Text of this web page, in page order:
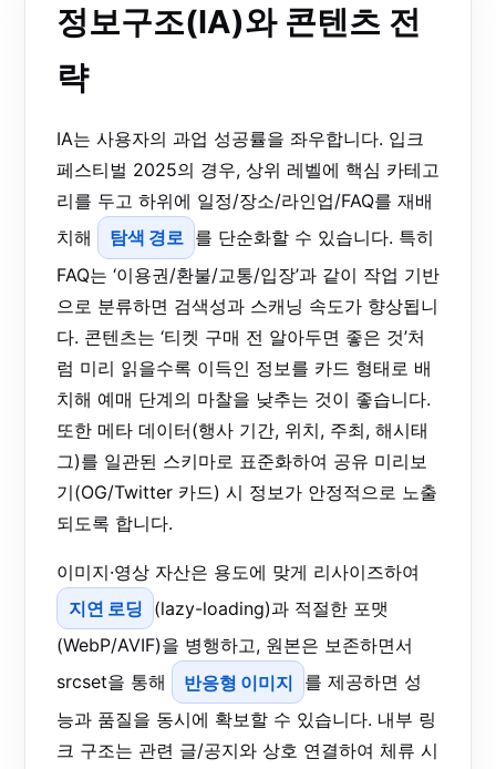
정보구조(IA)와 콘텐츠 전
략
IA는 사용자의 과업 성공률을 좌우합니다. 입크
페스티벌 2025의 경우, 상위 레벨에 핵심 카테고
리를 두고 하위에 일정/장소/라인업/FAQ를 재배
치해
탐색 경로 를 단순화할 수 있습니다. 특히
FAQ는 ‘이용권/환불/교통/입장’과 같이 작업 기반
으로 분류하면 검색성과 스캐닝 속도가 향상됩니
다. 콘텐츠는 ‘티켓 구매 전 알아두면 좋은 것’처
럼 미리 읽을수록 이득인 정보를 카드 형태로 배
치해 예매 단계의 마찰을 낮추는 것이 좋습니다.
또한 메타 데이터(행사 기간, 위치, 주최, 해시태
그)를 일관된 스키마로 표준화하여 공유 미리보
기(OG/Twitter 카드) 시 정보가 안정적으로 노출
되도록 합니다.
이미지·영상 자산은 용도에 맞게 리사이즈하여
지연 로딩 (lazy-loading)과 적절한 포맷
(WebP/AVIF)을 병행하고, 원본은 보존하면서
srcset을 통해
반응형 이미지 를 제공하면 성
능과 품질을 동시에 확보할 수 있습니다. 내부 링
크 구조는 관련 글/공지와 상호 연결하여 체류 시